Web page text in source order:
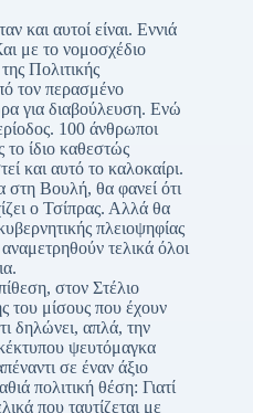
και αυτοί είναι. Εννιά
με το νομοσχέδιο
Πολιτικής
τον περασμένο
για διαβούλευση. Ενώ
100 άνθρωποι
ίδιο καθεστώς
και αυτό το καλοκαίρι.
στη Βουλή, θα φανεί ότι
ο Τσίπρας. Αλλά θα
πλειοψηφίας
τελικά όλοι
στον Στέλιο
του μίσους που έχουν
δηλώνει, απλά, την
ψευτόμαγκα
σε έναν άξιο
πολιτική θέση: Γιατί
που ταυτίζεται με